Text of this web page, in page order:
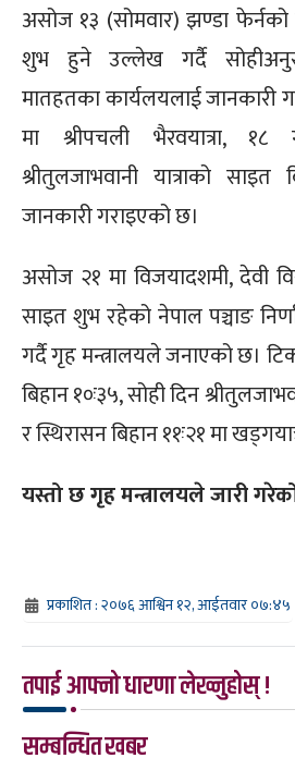
असोज १३ (सोमवार) झण्डा
शुभ हुने उल्लेख गर्दै
मातहतका कार्यलयलाई जानकारी
मा श्रीपचली भैरवयात्रा,
श्रीतुलजाभवानी यात्राको
जानकारी गराइएको छ।
असोज २१ मा विजयादशमी, देवी
साइत शुभ रहेको नेपाल पञ्चाङ
गर्दै गृह मन्त्रालयले जनाएको छ।
बिहान १०ः३५, सोही दिन
र स्थिरासन बिहान ११ः२१ मा
यस्तो छ गृह मन्त्रालयले जारी
प्रकाशित : २०७६ आश्विन १२, आईतवार ०७:४५
तपाई आफ्नो धारणा लेख्नुहोस् !
सम्बन्धित खबर